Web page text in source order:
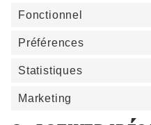
Fonctionnel
Préférences
Statistiques
Marketing